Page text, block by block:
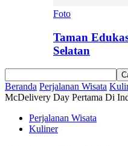
Foto
Taman
Selatan
Beranda Perjalanan Wisata
McDelivery Day Pertama Di
Perjalanan Wisata
Kuliner